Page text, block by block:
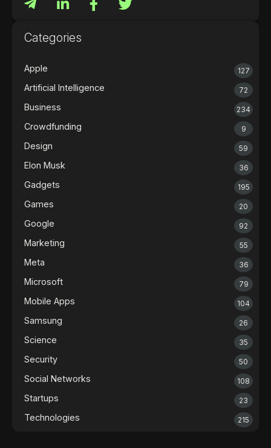
Categories
Apple 127
Artificial Intelligence 72
Business 234
Crowdfunding 9
Design 59
Elon Musk 36
Gadgets 195
Games 20
Google 92
Marketing 55
Meta 36
Microsoft 79
Mobile Apps 104
Samsung 26
Science 35
Security 50
Social Networks 108
Startups 23
Technologies 215